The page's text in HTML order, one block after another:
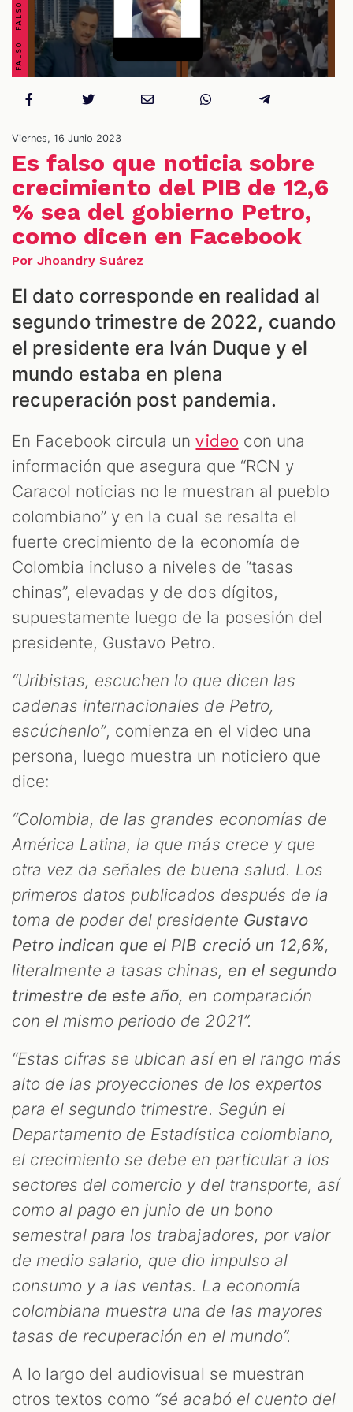
Viernes, 16 Junio 2023
Es falso que noticia sobre
crecimiento del PIB de 12,6
% sea del gobierno Petro,
como dicen en Facebook
Por Jhoandry Suárez
El dato corresponde en realidad al
segundo trimestre de 2022, cuando
el presidente era Iván Duque y el
mundo estaba en plena
recuperación post pandemia.
En Facebook circula unvideo con una
información que asegura que “RCN y
Caracol noticias no le muestran al pueblo
colombiano” y en la cual se resalta el
fuerte crecimiento de la economía de
Colombia incluso a niveles de “tasas
chinas”, elevadas y de dos dígitos,
supuestamente luego de la posesión del
presidente, Gustavo Petro.
“Uribistas, escuchen lo que dicen las
cadenas internacionales de Petro,
escúchenlo”, comienza en el video una
persona, luego muestra un noticiero que
dice:
“Colombia, de las grandes economías de
América Latina, la que más crece y que
otra vez da señales de buena salud. Los
primeros datos publicados después de la
toma de poder del presidente Gustavo
Petro indican que el PIB creció un 12,6%,
literalmente a tasas chinas, en el segundo
trimestre de este año, en comparación
con el mismo periodo de 2021”.
“Estas cifras se ubican así en el rango más
alto de las proyecciones de los expertos
para el segundo trimestre. Según el
Departamento de Estadística colombiano,
el crecimiento se debe en particular a los
sectores del comercio y del transporte, así
como al pago en junio de un bono
semestral para los trabajadores, por valor
de medio salario, que dio impulso al
consumo y a las ventas. La economía
colombiana muestra una de las mayores
tasas de recuperación en el mundo”.
A lo largo del audiovisual se muestran
otros textos como “sé acabó el cuento del